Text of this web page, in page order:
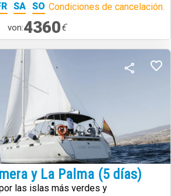
SA SO Condiciones de cancelación.
von:4360€
y La Palma (5 días)
las islas más verdes y